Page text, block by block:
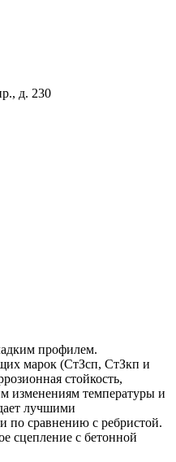
д. 230
профилем.
марок (СтЗсп, СтЗкп и
стойкость,
изменениям температуры и
лучшими
по сравнению с ребристой.
сцепление с бетонной